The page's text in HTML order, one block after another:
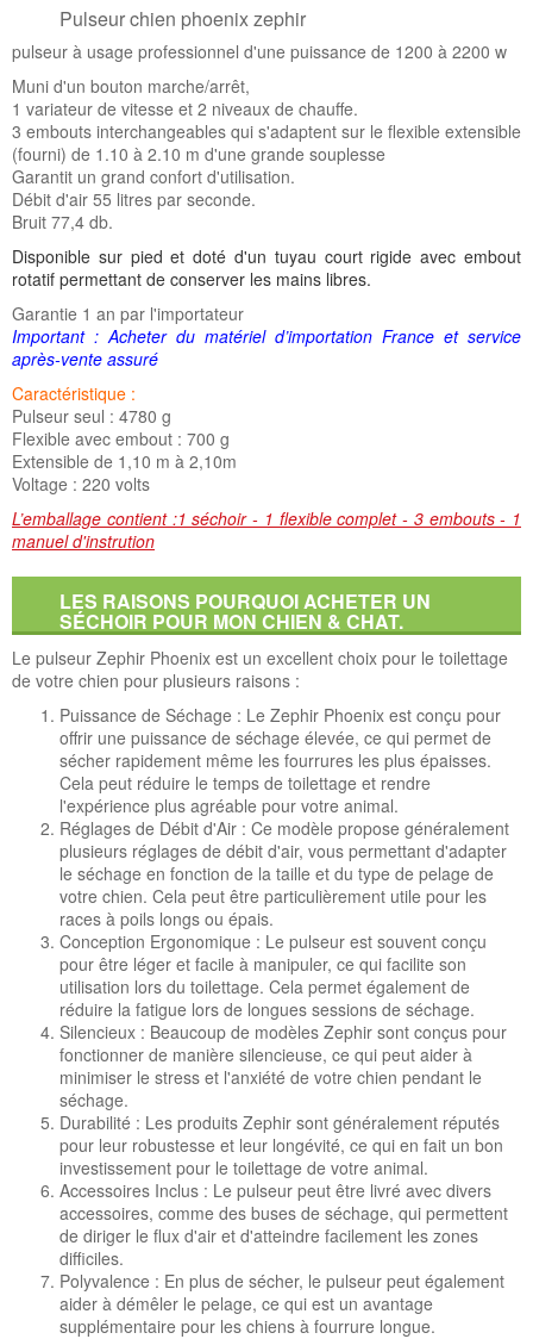
Pulseur chien phoenix zephir
pulseur à usage professionnel d'une puissance de 1200 à 2200 w
Muni d'un bouton marche/arrêt,
1 variateur de vitesse et 2 niveaux de chauffe.
3 embouts interchangeables qui s'adaptent sur le flexible extensible
(fourni) de 1.10 à 2.10 m d'une grande souplesse
Garantit un grand confort d'utilisation.
Débit d'air 55 litres par seconde.
Bruit 77,4 db.
Disponible sur pied et doté d'un tuyau court rigide avec embout
rotatif permettant de conserver les mains libres.
Garantie 1 an par l'importateur
Important : Acheter du matériel d’importation France et service
après-vente assuré
Caractéristique :
Pulseur seul : 4780 g
Flexible avec embout : 700 g
Extensible de 1,10 m à 2,10m
Voltage : 220 volts
L’emballage contient :1 séchoir - 1 flexible complet - 3 embouts - 1
manuel d'instrution
LES RAISONS POURQUOI ACHETER UN
SÉCHOIR POUR MON CHIEN & CHAT.
Le pulseur Zephir Phoenix est un excellent choix pour le toilettage
de votre chien pour plusieurs raisons :
Puissance de Séchage : Le Zephir Phoenix est conçu pour
offrir une puissance de séchage élevée, ce qui permet de
sécher rapidement même les fourrures les plus épaisses.
Cela peut réduire le temps de toilettage et rendre
l'expérience plus agréable pour votre animal.
Réglages de Débit d'Air : Ce modèle propose généralement
plusieurs réglages de débit d'air, vous permettant d'adapter
le séchage en fonction de la taille et du type de pelage de
votre chien. Cela peut être particulièrement utile pour les
races à poils longs ou épais.
Conception Ergonomique : Le pulseur est souvent conçu
pour être léger et facile à manipuler, ce qui facilite son
utilisation lors du toilettage. Cela permet également de
réduire la fatigue lors de longues sessions de séchage.
Silencieux : Beaucoup de modèles Zephir sont conçus pour
fonctionner de manière silencieuse, ce qui peut aider à
minimiser le stress et l'anxiété de votre chien pendant le
séchage.
Durabilité : Les produits Zephir sont généralement réputés
pour leur robustesse et leur longévité, ce qui en fait un bon
investissement pour le toilettage de votre animal.
Accessoires Inclus : Le pulseur peut être livré avec divers
accessoires, comme des buses de séchage, qui permettent
de diriger le flux d'air et d'atteindre facilement les zones
difficiles.
Polyvalence : En plus de sécher, le pulseur peut également
aider à démêler le pelage, ce qui est un avantage
supplémentaire pour les chiens à fourrure longue.